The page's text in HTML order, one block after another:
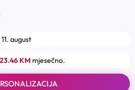
august
23.46 KM mjesečno.